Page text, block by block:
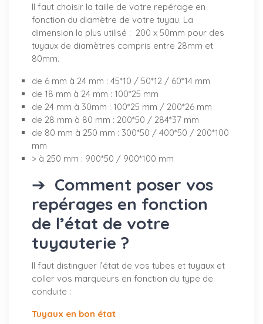
Il faut choisir la taille de votre repérage en
fonction du diamètre de votre tuyau. La
dimension la plus utilisé : 200 x 50mm pour des
tuyaux de diamètres compris entre 28mm et
80mm.
de 6 mm à 24 mm : 45*10 / 50*12 / 60*14 mm
de 18 mm à 24 mm : 100*25 mm
de 24 mm à 30mm : 100*25 mm / 200*26 mm
de 28 mm à 80 mm : 200*50 / 284*37 mm
de 80 mm à 250 mm : 300*50 / 400*50 / 200*100
mm
> à 250 mm : 900*50 / 900*100 mm
➔ Comment poser vos
repérages en fonction
de l’état de votre
tuyauterie ?
Il faut distinguer l’état de vos tubes et tuyaux et
coller vos marqueurs en fonction du type de
conduite :
Tuyaux en bon état